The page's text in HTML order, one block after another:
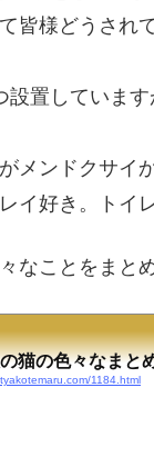
皆様どうされ
設置していま
メンドクサイ
イ好き。トイ
なことをまと
猫の色々なまと
1184.html